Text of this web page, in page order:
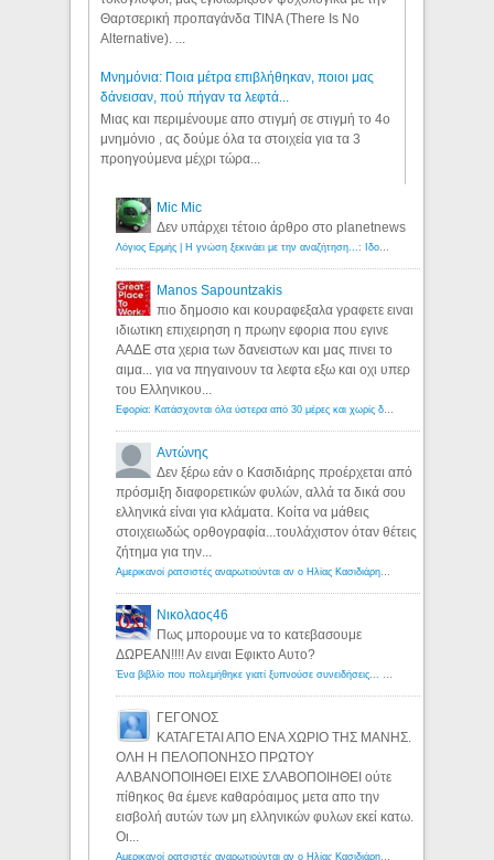
Θαρτσερική προπαγάνδα TINA (There Is No
Alternative). ...
Μνημόνια: Ποια μέτρα επιβλήθηκαν, ποιοι μας
δάνεισαν, πού πήγαν τα λεφτά...
Μιας και περιμένουμε απο στιγμή σε στιγμή το 4ο
μνημόνιο , ας δούμε όλα τα στοιχεία για τα 3
προηγούμενα μέχρι τώρα...
Mic Mic
Δεν υπάρχει τέτοιο άρθρο στο planetnews
Manos Sapountzakis
πιο δημοσιο και κουραφεξαλα γραφετε ειναι
ιδιωτικη επιχειρηση η πρωην εφορια που εγινε
ΑΑΔΕ στα χερια των δανειστων και μας πινει το
αιμα... για να πηγαινουν τα λεφτα εξω και οχι υπερ
του Ελληνικου...
Αντώνης
Δεν ξέρω εάν ο Κασιδιάρης προέρχεται από
πρόσμιξη διαφορετικών φυλών, αλλά τα δικά σου
ελληνικά είναι για κλάματα. Κοίτα να μάθεις
στοιχειωδώς ορθογραφία...τουλάχιστον όταν θέτεις
ζήτημα για την...
Νικολαος46
Πως μπορουμε να το κατεβασουμε
ΔΩΡΕΑΝ!!!! Αν ειναι Εφικτο Αυτο?
ΓΕΓΟΝΟΣ
ΚΑΤΑΓΕΤΑΙ ΑΠΟ ΕΝΑ ΧΩΡΙΟ ΤΗΣ ΜΑΝΗΣ.
ΟΛΗ Η ΠΕΛΟΠΟΝΗΣΟ ΠΡΩΤΟΥ
ΑΛΒΑΝΟΠΟΙΗΘΕΙ ΕΙΧΕ ΣΛΑΒΟΠΟΙΗΘΕΙ ούτε
πίθηκος θα έμενε καθαρόαιμος μετα απο την
εισβολή αυτών των μη ελληνικών φυλων εκεί κατω.
Οι...